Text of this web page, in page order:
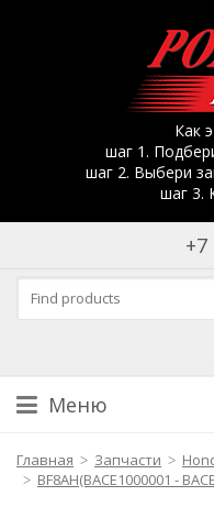
Как
шаг 1.
шаг 2. Выбери
шаг 3.
+7
Меню
Главная Запчасти
BF8AH(BACE1000001 -